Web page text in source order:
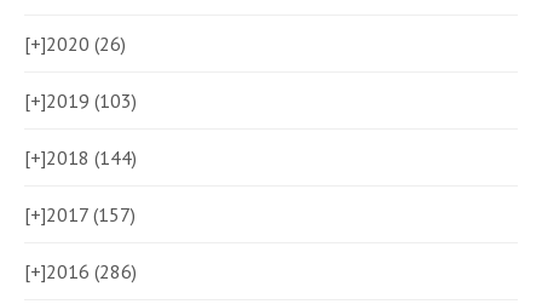
[+]2020 (26)
[+]2019 (103)
[+]2018 (144)
[+]2017 (157)
[+]2016 (286)